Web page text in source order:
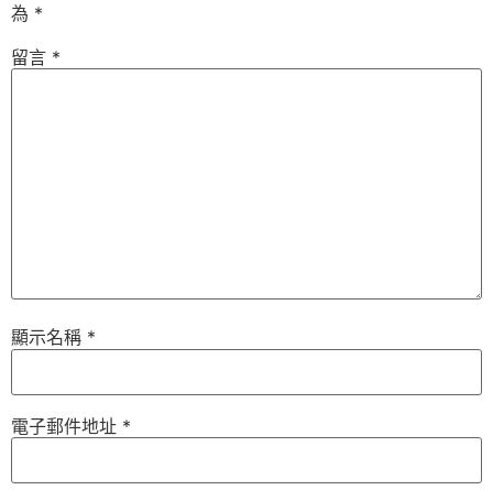
為 *
留言 *
顯示名稱 *
電子郵件地址 *